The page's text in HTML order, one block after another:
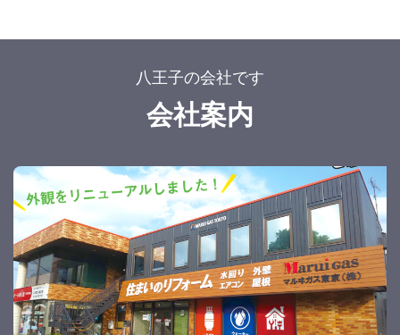
八王子の会社です
会社案内